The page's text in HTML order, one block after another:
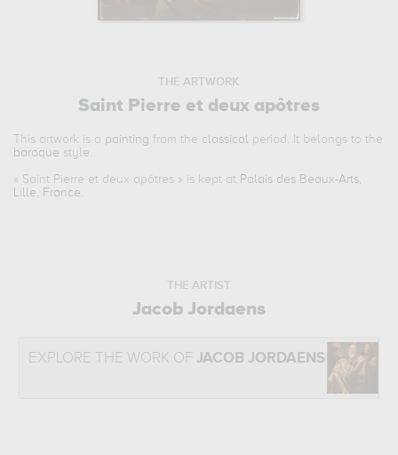
THE ARTWORK
Saint Pierre et deux apôtres
This artwork is a painting from the classical period. It belongs to the
baroque style.
« Saint Pierre et deux apôtres » is kept at Palais des Beaux-Arts,
Lille, France.
THE ARTIST
Jacob Jordaens
EXPLORE THE WORK OF JACOB JORDAENS